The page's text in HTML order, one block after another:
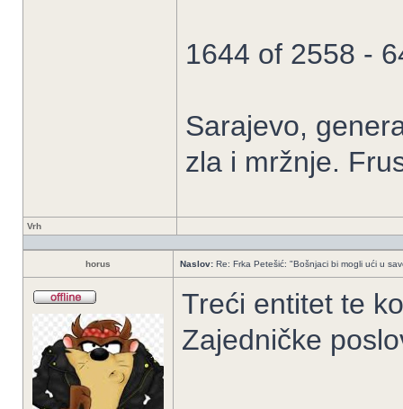
1644 of 2558 -
Sarajevo,
zla i mržnje.
Vrh
horus Naslov: Re: Frka Petešić: "Bošnjaci bi mogli ući u
Treći entitet te
Zajedničke